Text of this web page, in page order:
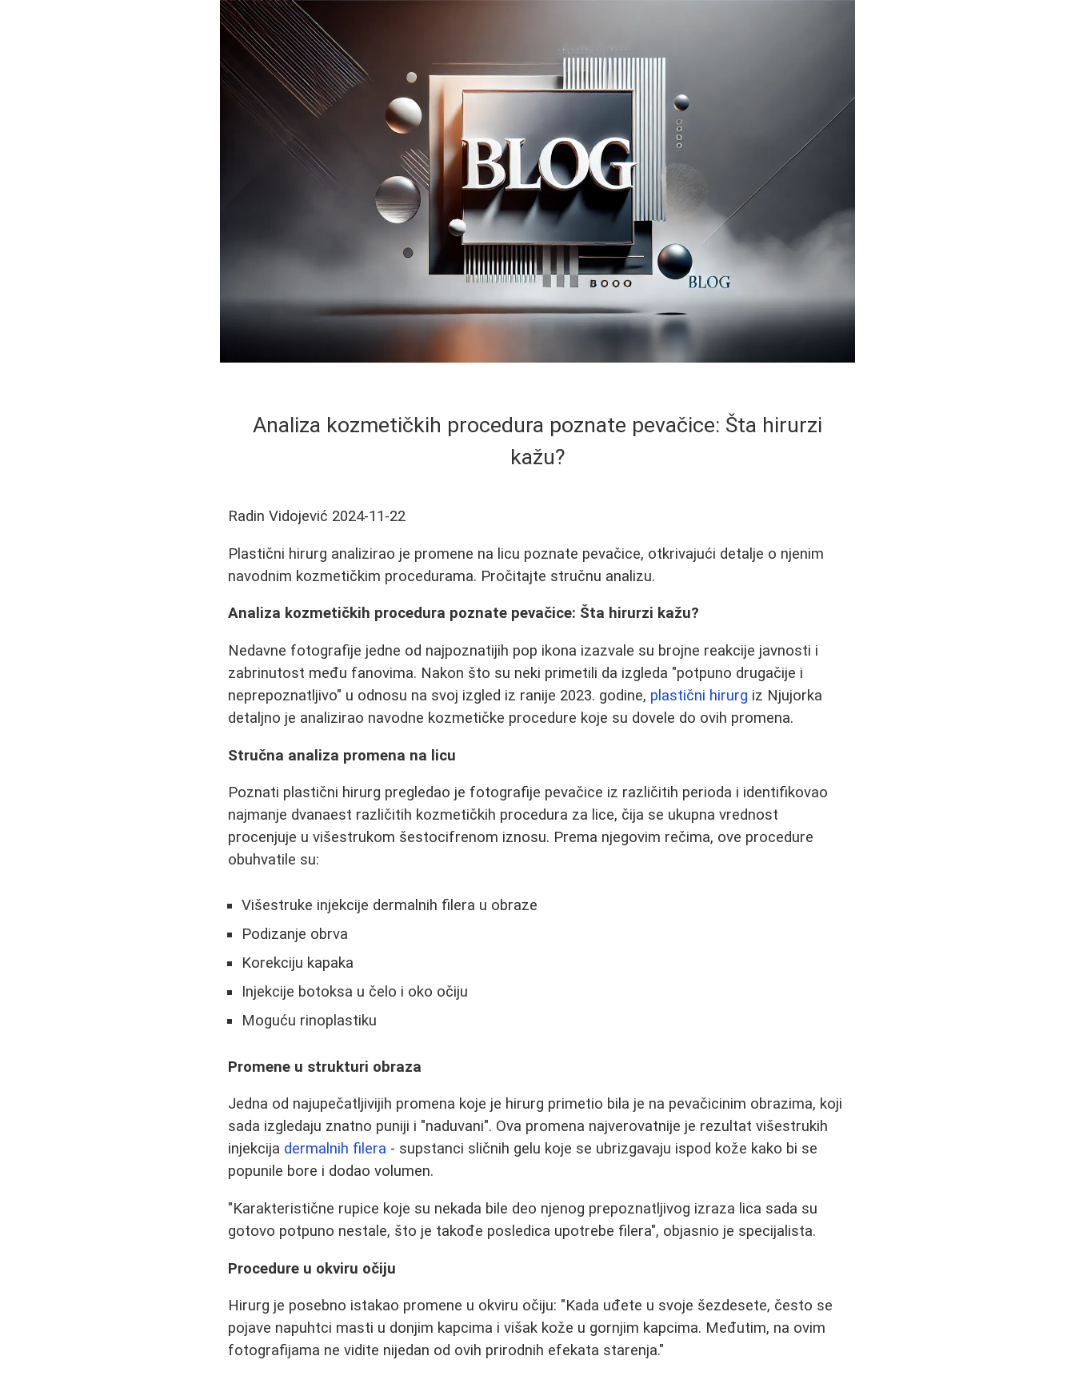
Analiza kozmetičkih procedura poznate pevačice: Šta hirurzi
kažu?
Radin Vidojević 2024-11-22
Plastični hirurg analizirao je promene na licu poznate pevačice, otkrivajući detalje o njenim
navodnim kozmetičkim procedurama. Pročitajte stručnu analizu.
Analiza kozmetičkih procedura poznate pevačice: Šta hirurzi kažu?
Nedavne fotografije jedne od najpoznatijih pop ikona izazvale su brojne reakcije javnosti i
zabrinutost među fanovima. Nakon što su neki primetili da izgleda "potpuno drugačije i
neprepoznatljivo" u odnosu na svoj izgled iz ranije 2023. godine, plastični hirurg iz Njujorka
detaljno je analizirao navodne kozmetičke procedure koje su dovele do ovih promena.
Stručna analiza promena na licu
Poznati plastični hirurg pregledao je fotografije pevačice iz različitih perioda i identifikovao
najmanje dvanaest različitih kozmetičkih procedura za lice, čija se ukupna vrednost
procenjuje u višestrukom šestocifrenom iznosu. Prema njegovim rečima, ove procedure
obuhvatile su:
Višestruke injekcije dermalnih filera u obraze
Podizanje obrva
Korekciju kapaka
Injekcije botoksa u čelo i oko očiju
Moguću rinoplastiku
Promene u strukturi obraza
Jedna od najupečatljivijih promena koje je hirurg primetio bila je na pevačicinim obrazima, koji
sada izgledaju znatno puniji i "naduvani". Ova promena najverovatnije je rezultat višestrukih
injekcija dermalnih filera - supstanci sličnih gelu koje se ubrizgavaju ispod kože kako bi se
popunile bore i dodao volumen.
"Karakteristične rupice koje su nekada bile deo njenog prepoznatljivog izraza lica sada su
gotovo potpuno nestale, što je takođe posledica upotrebe filera", objasnio je specijalista.
Procedure u okviru očiju
Hirurg je posebno istakao promene u okviru očiju: "Kada uđete u svoje šezdesete, često se
pojave napuhtci masti u donjim kapcima i višak kože u gornjim kapcima. Međutim, na ovim
fotografijama ne vidite nijedan od ovih prirodnih efekata starenja."